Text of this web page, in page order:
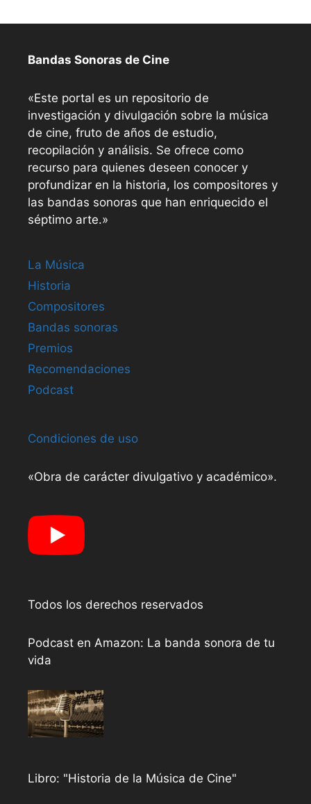
Bandas Sonoras de Cine
«Este portal es un repositorio de
investigación y divulgación sobre la música
de cine, fruto de años de estudio,
recopilación y análisis. Se ofrece como
recurso para quienes deseen conocer y
profundizar en la historia, los compositores y
las bandas sonoras que han enriquecido el
séptimo arte.»
La Música
Historia
Compositores
Bandas sonoras
Premios
Recomendaciones
Podcast
Condiciones de uso
«Obra de carácter divulgativo y académico».
Todos los derechos reservados
Podcast en Amazon: La banda sonora de tu
vida
Libro: "Historia de la Música de Cine"